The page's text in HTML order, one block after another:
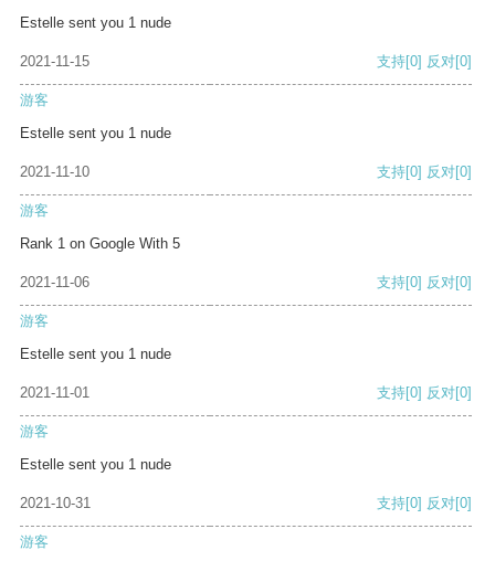
Estelle sent you 1 nude
2021-11-15 支持[0] 反对[0]
游客
Estelle sent you 1 nude
2021-11-10 支持[0] 反对[0]
游客
Rank 1 on Google With 5
2021-11-06 支持[0] 反对[0]
游客
Estelle sent you 1 nude
2021-11-01 支持[0] 反对[0]
游客
Estelle sent you 1 nude
2021-10-31 支持[0] 反对[0]
游客